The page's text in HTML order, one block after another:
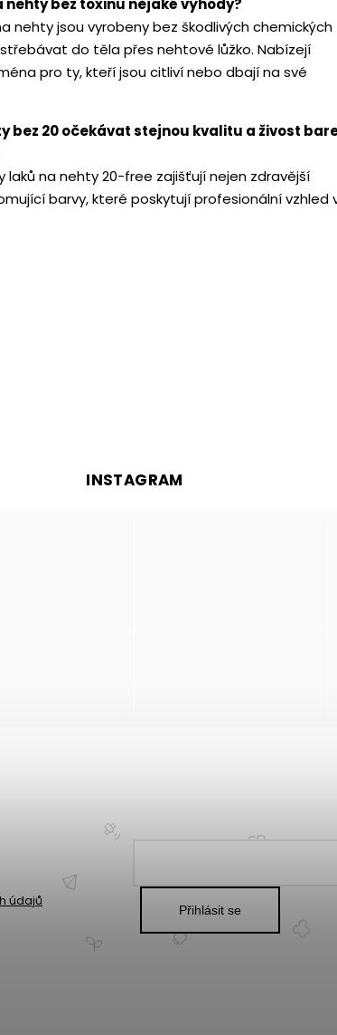
bez toxinů nějaké výhody?
nehty jsou vyrobeny bez škodlivých chemických
do těla přes nehtové lůžko. Nabízejí
pro ty, kteří jsou citliví nebo dbají na své
bez 20 očekávat stejnou kvalitu a živost
laků na nehty 20-free zajišťují nejen zdravější
barvy, které poskytují profesionální vzhled
INSTAGRAM
údajů
Přihlásit se